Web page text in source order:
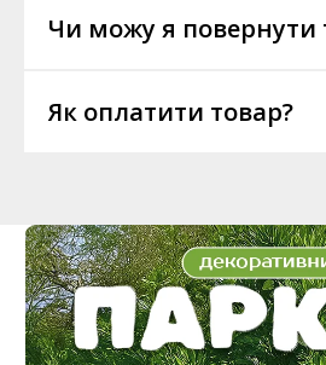
Чи можу я повернути
Як оплатити товар?